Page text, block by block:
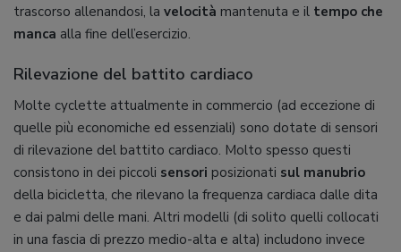
trascorso allenandosi, la velocità mantenuta e il tempo che
manca alla fine dell’esercizio.
Rilevazione del battito cardiaco
Molte cyclette attualmente in commercio (ad eccezione di
quelle più economiche ed essenziali) sono dotate di sensori
di rilevazione del battito cardiaco. Molto spesso questi
consistono in dei piccoli sensori posizionati sul manubrio
della bicicletta, che rilevano la frequenza cardiaca dalle dita
e dai palmi delle mani. Altri modelli (di solito quelli collocati
in una fascia di prezzo medio-alta e alta) includono invece